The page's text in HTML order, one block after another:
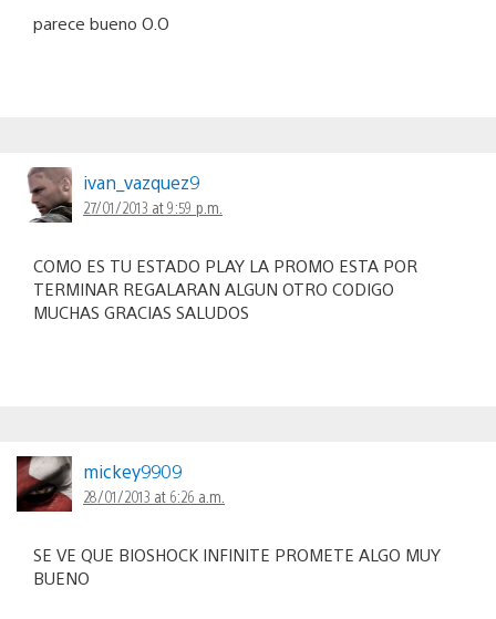
parece bueno O.O
ivan_vazquez9
27/01/2013 at 9:59 p.m.
COMO ES TU ESTADO PLAY LA PROMO ESTA POR
TERMINAR REGALARAN ALGUN OTRO CODIGO
MUCHAS GRACIAS SALUDOS
mickey9909
28/01/2013 at 6:26 a.m.
SE VE QUE BIOSHOCK INFINITE PROMETE ALGO MUY
BUENO